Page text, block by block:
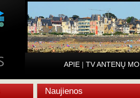
APIE | TV ANTENŲ
Naujienos